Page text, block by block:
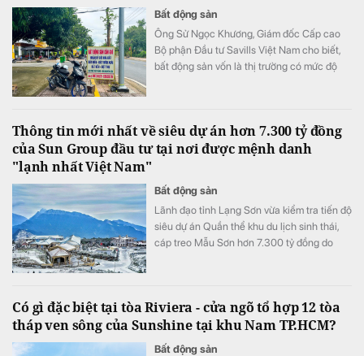
Bất động sản
Ông Sử Ngọc Khương, Giám đốc Cấp cao
Bộ phận Đầu tư Savills Việt Nam cho biết,
bất động sản vốn là thị trường có mức độ
Thông tin mới nhất về siêu dự án hơn 7.300 tỷ đồng
của Sun Group đầu tư tại nơi được mệnh danh
"lạnh nhất Việt Nam"
Bất động sản
Lãnh đạo tỉnh Lạng Sơn vừa kiểm tra tiến độ
siêu dự án Quần thể khu du lịch sinh thái,
cáp treo Mẫu Sơn hơn 7.300 tỷ đồng do
Có gì đặc biệt tại tòa Riviera - cửa ngõ tổ hợp 12 tòa
tháp ven sông của Sunshine tại khu Nam TP.HCM?
Bất động sản